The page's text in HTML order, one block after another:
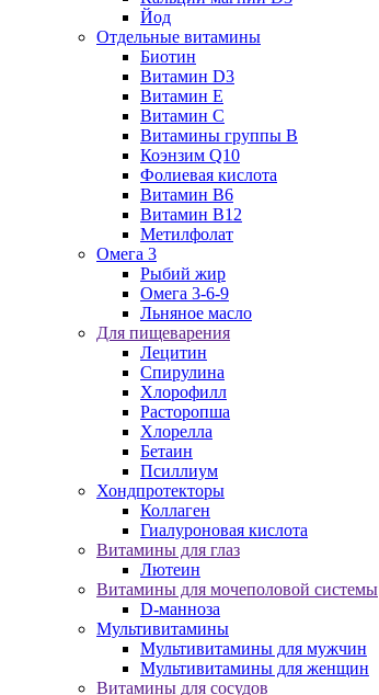
Йод
Отдельные витамины
Биотин
Витамин D3
Витамин E
Витамин C
Витамины группы B
Коэнзим Q10
Фолиевая кислота
Витамин B6
Витамин B12
Метилфолат
Омега 3
Рыбий жир
Омега 3-6-9
Льняное масло
Для пищеварения
Лецитин
Спирулина
Хлорофилл
Расторопша
Хлорелла
Бетаин
Псиллиум
Хондпротекторы
Коллаген
Гиалуроновая кислота
Витамины для глаз
Лютеин
Витамины для мочеполовой системы
D-манноза
Мультивитамины
Мультивитамины для мужчин
Мультивитамины для женщин
Витамины для сосудов